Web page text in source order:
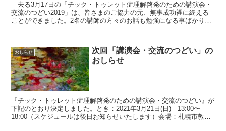
去る3月17日の「チック・トゥレット症理解啓発のための講演会・
交流のつどい2019」は、皆さまのご協力の元、無事成功裡に終える
ことができました。2名の講師の方々のお話も勉強になる事ばかり
おしらせ
次回「講演会・交流のつどい」の
おしらせ
『チック・トゥレット症理解啓発のための講演会・交流のつどい』が
下記のとおり決定しました。とき：2021年3月21日(日) 13:00〜
18:00（スケジュールは後日お知らせいたします）会場：札幌市教育